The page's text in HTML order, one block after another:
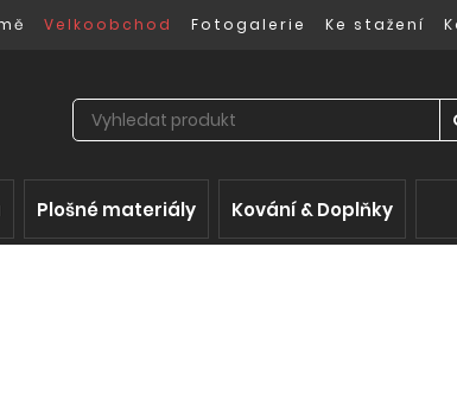
Velkoobchod Fotogalerie Ke stažení
Plošné materiály Kování & Doplňky